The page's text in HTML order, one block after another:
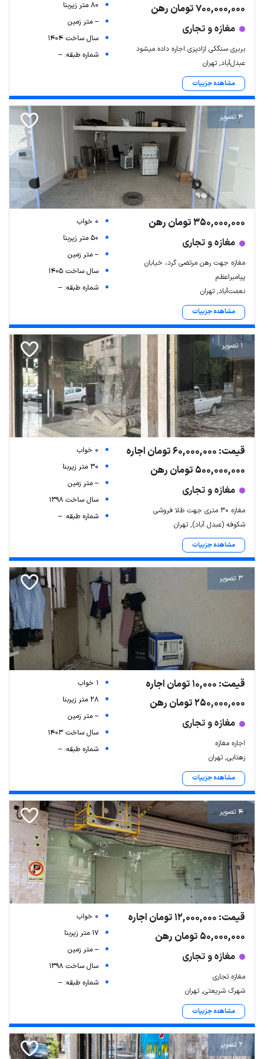
700,000,000 تومان رهن
مغازه و تجاری
بربری سنگکی ازادپزی اجاره داده میشود
عبدل‌آباد, تهران
مشاهده جزییات
80 متر زیربنا
-- متر زمین
سال ساخت 1404
شماره طبقه: --
4 تصویر
350,000,000 تومان رهن
مغازه و تجاری
مغازه جهت رهن مرتضی گرد، خیابان
پیامبراعظم
نعمت‌آباد, تهران
مشاهده جزییات
0 خواب
50 متر زیربنا
-- متر زمین
سال ساخت 1405
شماره طبقه: --
1 تصویر
قیمت: 60,000,000 تومان اجاره
500,000,000 تومان رهن
مغازه و تجاری
مغازه ۳۰ متری جهت طلا فروشی
شکوفه (عبدل آباد), تهران
مشاهده جزییات
0 خواب
30 متر زیربنا
-- متر زمین
سال ساخت 1398
شماره طبقه: --
3 تصویر
قیمت: 10,000 تومان اجاره
250,000,000 تومان رهن
مغازه و تجاری
اجاره مغازه
زهتابی, تهران
مشاهده جزییات
1 خواب
28 متر زیربنا
-- متر زمین
سال ساخت 1403
شماره طبقه: --
4 تصویر
قیمت: 12,000,000 تومان اجاره
50,000,000 تومان رهن
مغازه و تجاری
مغازه تجاری
شهرک شریعتی, تهران
مشاهده جزییات
0 خواب
17 متر زیربنا
-- متر زمین
سال ساخت 1398
شماره طبقه: --
2 تصویر